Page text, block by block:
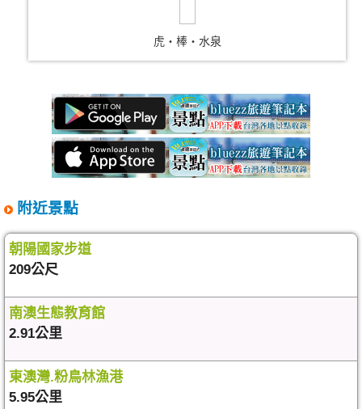
虎‧棒‧水泉
附近景點
朝陽國家步道
209公尺
南澳生態教育館
2.91公里
東澳灣.粉鳥林漁港
5.95公里